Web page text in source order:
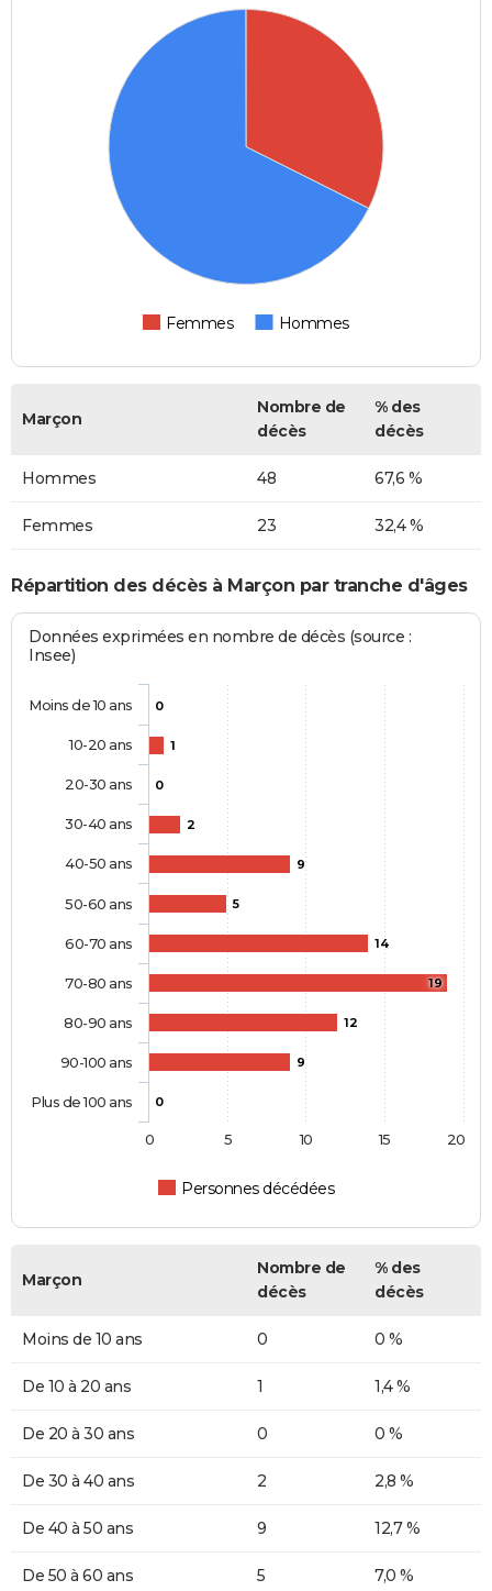
Femmes Hommes
Marçon
Nombre de
décès
% des
décès
Hommes 48 67,6 %
Femmes 23 32,4 %
Répartition des décès à Marçon par tranche d'âges
Données exprimées en nombre de décès (source :
Insee)
0
1
0
2
9
5
14
19
12
9
0
Personnes décédées
Moins de 10 ans
10-20 ans
20-30 ans
30-40 ans
40-50 ans
50-60 ans
60-70 ans
70-80 ans
80-90 ans
90-100 ans
Plus de 100 ans
0 5 10 15 20
Marçon
Nombre de
décès
% des
décès
Moins de 10 ans 0 0 %
De 10 à 20 ans 1 1,4 %
De 20 à 30 ans 0 0 %
De 30 à 40 ans 2 2,8 %
De 40 à 50 ans 9 12,7 %
De 50 à 60 ans 5 7,0 %